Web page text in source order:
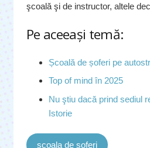
şcoală şi de instructor, altele
Pe aceeaşi temă:
Școală de șoferi pe
Top of mind în 2025
Nu ştiu dacă prind sediul
Istorie
scoala de soferi